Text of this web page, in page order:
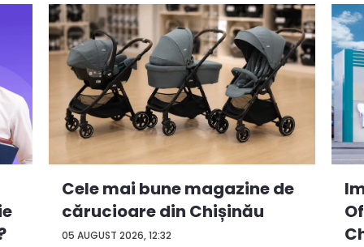
05 AUGUST 2026, 12:32
Cele mai bune magazine de
cărucioare din Chișinău